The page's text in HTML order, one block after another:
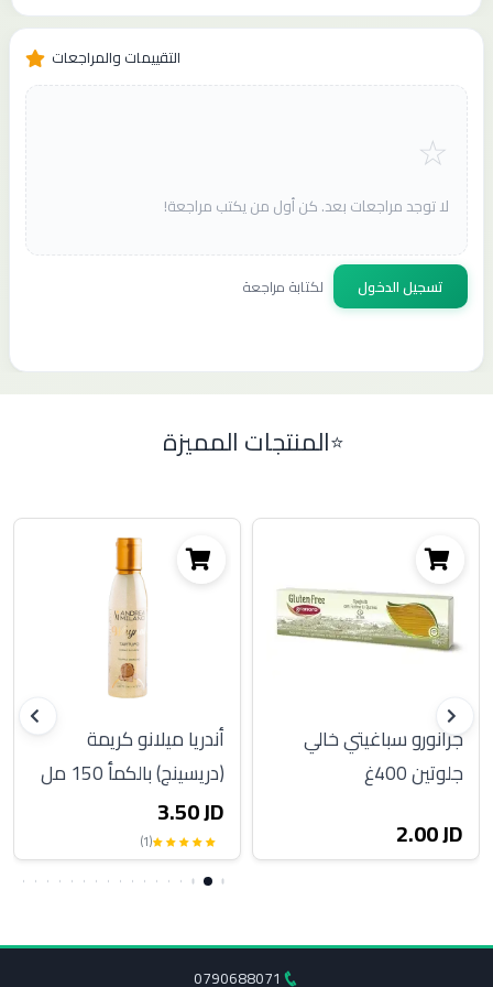
التقييمات والمراجعات
لا توجد مراجعات بعد. كن أول من يكتب مراجعة!
تسجيل الدخول لكتابة مراجعة
المنتجات المميزة
جرانورو سباغيتي خالي
جلوتين 400غ
2.00 JD
أندريا ميلانو كريمة
(دريسينج) بالكمأ 150 مل
3.50 JD
(1)
0790688071